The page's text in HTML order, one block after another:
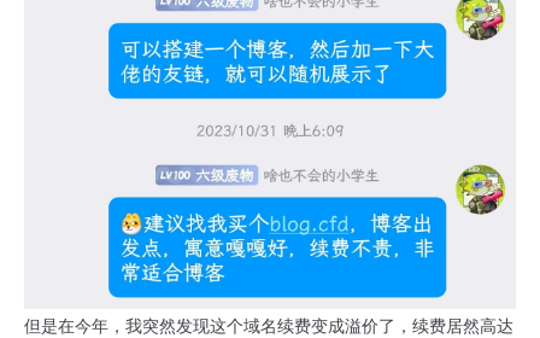
但是在今年，我突然发现这个域名续费变成溢价了，续费居然高达